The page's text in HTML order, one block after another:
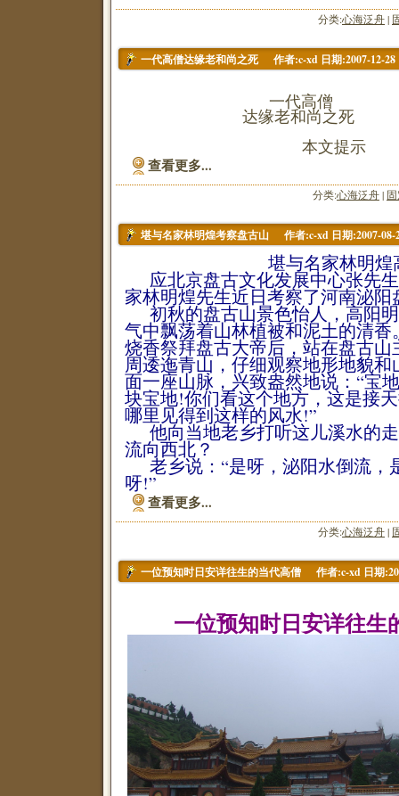
分类:心海泛舟|
一代高僧达缘老和尚之死 作者:c-xd 日期:2007-12-28
一代高僧
达缘老和尚之死
本文提示
查看更多...
分类:心海泛舟|
堪与名家林明煌考察盘古山 作者:c-xd 日期:2007-08-
堪与名家林明煌高度
应北京盘古文化发展中心张先
家林明煌先生近日考察了河南泌阳
初秋的盘古山景色怡人，高阳明
气中飘荡着山林植被和泥土的清
烧香祭拜盘古大帝后，站在盘古
周逶迤青山，仔细观察地形地貌
面一座山脉，兴致盎然地说：“宝
块宝地!你们看这个地方，这是接
哪里见得到这样的风水!”
他向当地老乡打听这儿溪水的走
流向西北？
老乡说：“是呀，泌阳水倒流，
呀!”
查看更多...
分类:心海泛舟|
一位预知时日安详往生的当代高僧 作者:c-xd 日期
一位预知时日安详往生